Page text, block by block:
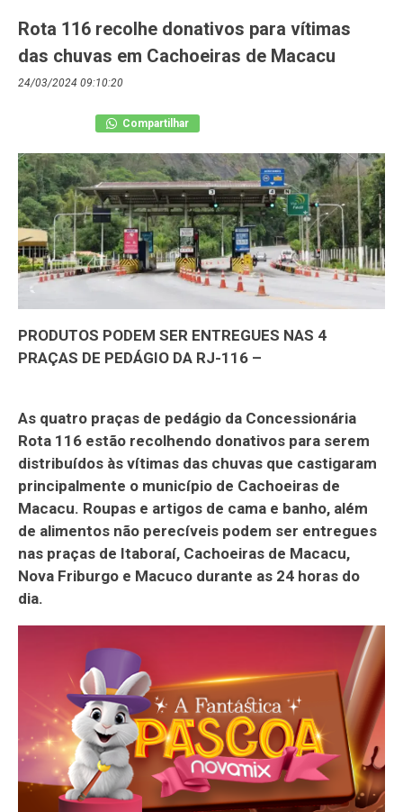
Rota 116 recolhe donativos para vítimas
das chuvas em Cachoeiras de Macacu
24/03/2024 09:10:20
Compartilhar
PRODUTOS PODEM SER ENTREGUES NAS 4
PRAÇAS DE PEDÁGIO DA RJ-116 –
As quatro praças de pedágio da Concessionária
Rota 116 estão recolhendo donativos para serem
distribuídos às vítimas das chuvas que castigaram
principalmente o município de Cachoeiras de
Macacu. Roupas e artigos de cama e banho, além
de alimentos não perecíveis podem ser entregues
nas praças de Itaboraí, Cachoeiras de Macacu,
Nova Friburgo e Macuco durante as 24 horas do
dia.